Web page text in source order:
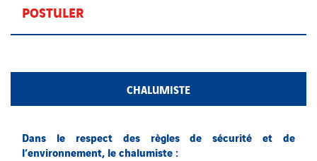
POSTULER
CHALUMISTE
Dans le respect des règles de sécurité et de
l’environnement, le chalumiste :